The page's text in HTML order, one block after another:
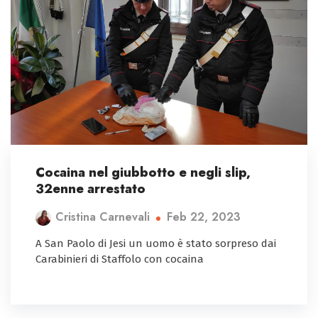
Cocaina nel giubbotto e negli slip,
32enne arrestato
Cristina Carnevali Feb 22, 2023
A San Paolo di Jesi un uomo è stato sorpreso dai
Carabinieri di Staffolo con cocaina